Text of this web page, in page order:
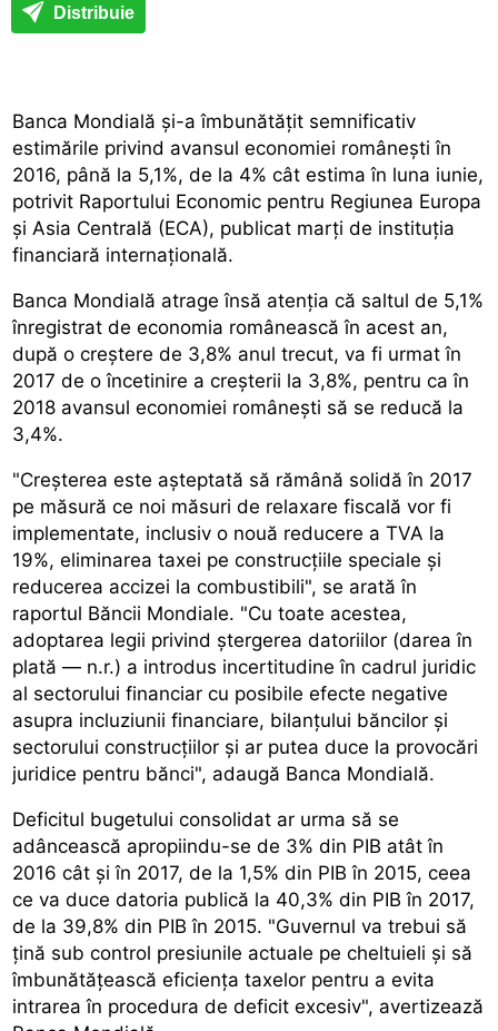
Distribuie
Banca Mondială și-a îmbunătățit semnificativ
estimările privind avansul economiei românești în
2016, până la 5,1%, de la 4% cât estima în luna iunie,
potrivit Raportului Economic pentru Regiunea Europa
și Asia Centrală (ECA), publicat marți de instituția
financiară internațională.
Banca Mondială atrage însă atenția că saltul de 5,1%
înregistrat de economia românească în acest an,
după o creștere de 3,8% anul trecut, va fi urmat în
2017 de o încetinire a creșterii la 3,8%, pentru ca în
2018 avansul economiei românești să se reducă la
3,4%.
"Creșterea este așteptată să rămână solidă în 2017
pe măsură ce noi măsuri de relaxare fiscală vor fi
implementate, inclusiv o nouă reducere a TVA la
19%, eliminarea taxei pe construcțiile speciale și
reducerea accizei la combustibili", se arată în
raportul Băncii Mondiale. "Cu toate acestea,
adoptarea legii privind ștergerea datoriilor (darea în
plată — n.r.) a introdus incertitudine în cadrul juridic
al sectorului financiar cu posibile efecte negative
asupra incluziunii financiare, bilanțului băncilor și
sectorului construcțiilor și ar putea duce la provocări
juridice pentru bănci", adaugă Banca Mondială.
Deficitul bugetului consolidat ar urma să se
adâncească apropiindu-se de 3% din PIB atât în
2016 cât și în 2017, de la 1,5% din PIB în 2015, ceea
ce va duce datoria publică la 40,3% din PIB în 2017,
de la 39,8% din PIB în 2015. "Guvernul va trebui să
țină sub control presiunile actuale pe cheltuieli și să
îmbunătățească eficiența taxelor pentru a evita
intrarea în procedura de deficit excesiv", avertizează